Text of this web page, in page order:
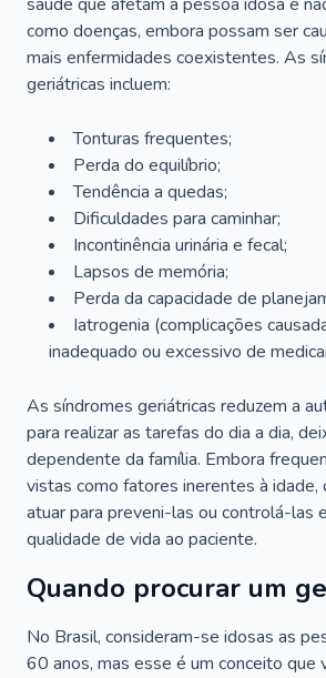
como doenças, embora possam ser
mais enfermidades coexistentes. As
geriátricas incluem:
Tonturas frequentes;
Perda do equilíbrio;
Tendência a quedas;
Dificuldades para caminhar;
Incontinência urinária e fecal;
Lapsos de memória;
Perda da capacidade de
Iatrogenia (complicações
inadequado ou excessivo de
As síndromes geriátricas reduzem a
para realizar as tarefas do dia a dia,
dependente da família. Embora
vistas como fatores inerentes à idade,
atuar para preveni-las ou controlá-las
qualidade de vida ao paciente.
Quando procurar um
No Brasil, consideram-se idosas as
60 anos, mas esse é um conceito que